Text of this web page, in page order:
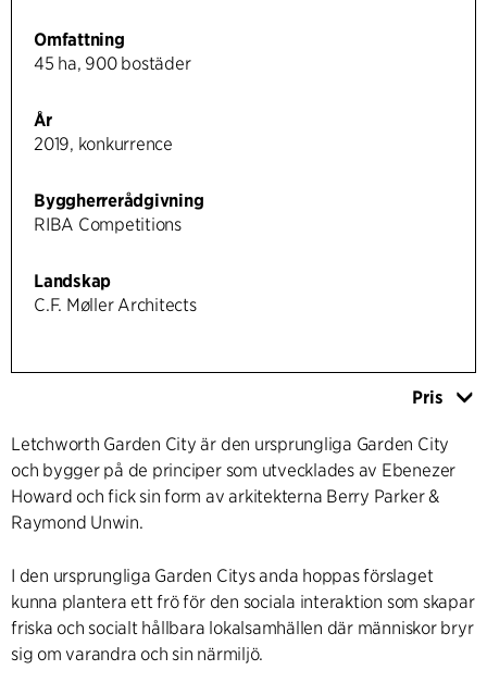
Omfattning
45 ha, 900 bostäder
År
2019, konkurrence
Byggherrerådgivning
RIBA Competitions
Landskap
C.F. Møller Architects
Pris
Letchworth Garden City är den ursprungliga Garden City
och bygger på de principer som utvecklades av Ebenezer
Howard och fick sin form av arkitekterna Berry Parker &
Raymond Unwin.
I den ursprungliga Garden Citys anda hoppas förslaget
kunna plantera ett frö för den sociala interaktion som skapar
friska och socialt hållbara lokalsamhällen där människor bryr
sig om varandra och sin närmiljö.